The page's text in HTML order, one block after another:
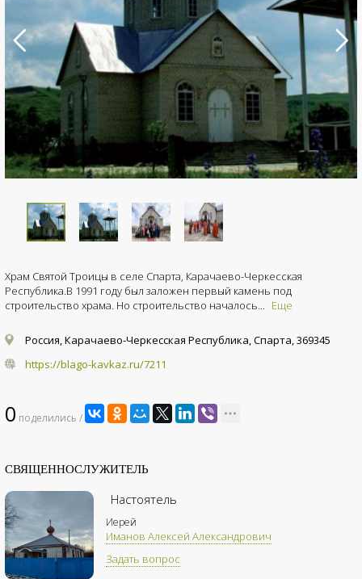
Храм Святой Троицы в селе Спарта, Карачаево-Черкесская
Республика.В 1991 году был заложен первый камень под
строительство храма. Но строительство началось... Еще
Россия, Карачаево-Черкесская Республика, Спарта, 369345
https://blago-kavkaz.ru/7211
0 поделились /
СВЯЩЕННОСЛУЖИТЕЛЬ
Настоятель
Иерей
Иманов Алексей Александрович
Задать вопрос